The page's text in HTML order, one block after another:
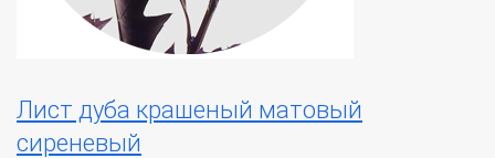
Лист дуба крашеный матовый
сиреневый